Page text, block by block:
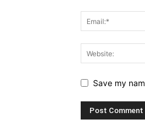
Save my